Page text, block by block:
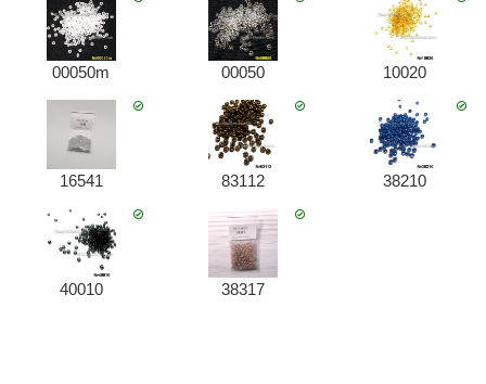
00050m 00050 10020
16541 83112 38210
40010 38317